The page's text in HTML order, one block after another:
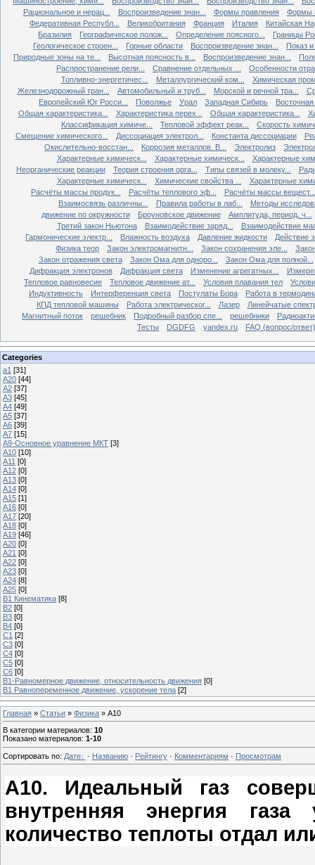
Рациональное и нерац...
Воспроизведение знан... Формы правления
Формы
Федеративная Республ...
Великобритания Франция Италия
Китайская
Бразилия
Географическое полож... Определение поясного...
Границы
Геологическое строен...
Горные области Воспроизведение знан...
Показ
Природные зоны на те...
Высотная поясность в... Воспроизведение знан...
Распространение рели...
Сравнение отдельных ...
Особенности
Топливно-энергетичес...
Металлургический ком...
Химическая
Железнодорожный тран...
Автомобильный и труб... Морской и речной тра...
Европейский Юг Росси...
Поволжье Урал Западная Сибирь
Общая характеристика...
Характеристика перех... Общая характеристика...
Классификация химиче...
Тепловой эффект реак...
Скорость
Смещение химического...
Диссоциация электрол... Константа диссоциации
Окислительно-восстан...
Коррозия металлов. В... Электролиз
Характерные химическ...
Характерные химическ...
Характерные
Неорганические реакции
Теория строения орга... Типы связей в молеку...
Характерные химическ...
Химические свойства ...
Характерные
Расчёты массы продук...
Расчёты теплового эф...
Расчёты массы вещест...
Взаимосвязь различны...
Правила работы в лаб...
Методы
движение по окружности
Броуновское движение
Амплитуда, период, ч...
Третий закон Ньютона
Взаимодействие заряд...
Взаимодействие
Гармонические электр...
Влажность воздуха Давление жидкости
Действие
Физика теор
Закон электромагнитн... Закон сохранения эле...
Закон отражения света
Закон Ома для одноро...
Закон Ома для полной...
Дифракция электронов
Дифракция света Изменение агрегатных...
Тепловое равновесие
Тепловое движение ат... Условия плавания тел
Индуктивность
Интерференция света Постулаты Бора
Работа в
КПД тепловой машины
Работа электрическог... Лазер
Линейчатые
Магнитный поток
решебник Подробный разбор спе... решебники
Тесты
DGDFG yandex.ru FAQ (вопрос/ответ)
Categories
а1 [31]
А20 [44]
A2 [37]
A3 [45]
А4 [49]
А5 [37]
А6 [39]
А7 [15]
A9-Основное уравнение МКТ [3]
A10 [10]
A11 [0]
A12 [0]
A13 [0]
A14 [0]
A15 [1]
A16 [0]
A17 [20]
A18 [0]
A19 [46]
A20 [0]
A21 [0]
A22 [0]
A23 [0]
A24 [8]
A25 [0]
B1 Кинематика [8]
B2 [0]
B3 [0]
B4 [0]
C1 [2]
C3 [0]
C4 [0]
C5 [0]
C6 [0]
В1-Равномерное движение, относительность движения [0]
В1 Равнопеременное движение, ускорение тела [2]
Главная » Статьи » Физика » A10
В категории материалов: 10
Показано материалов: 1-10
Сортировать по: Дате · Названию · Рейтингу · Комментариям · Просмотрам
A10. Идеальный газ
внутренняя энергия
количество теплоты отдал